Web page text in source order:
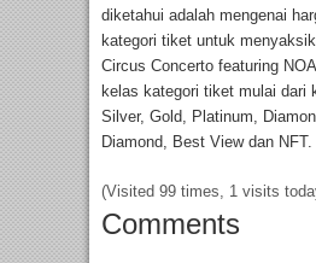
diketahui adalah mengenai
kategori tiket untuk
Circus Concerto featuring
kelas kategori tiket mulai dari
Silver, Gold, Platinum,
Diamond, Best View dan NFT.
(Visited 99 times, 1 visits
Comments